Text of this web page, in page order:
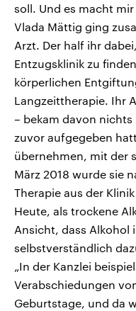
soll. Und es macht mir
Vlada Mättig ging
Arzt. Der half ihr
Entzugsklinik zu
körperlichen
Langzeittherapie. Ihr
– bekam davon
zuvor aufgegeben
übernehmen, mit der
März 2018 wurde sie
Therapie aus der
Heute, als trockene
Ansicht, dass Alkohol
selbstverständlich
„In der Kanzlei
Verabschiedungen
Geburtstage, und da